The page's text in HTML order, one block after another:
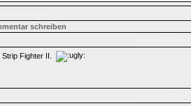
schreiben
Fighter II.